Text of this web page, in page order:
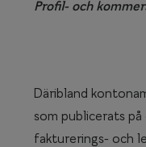
Profil- och
Däribland
som publicerats
fakturerings- och